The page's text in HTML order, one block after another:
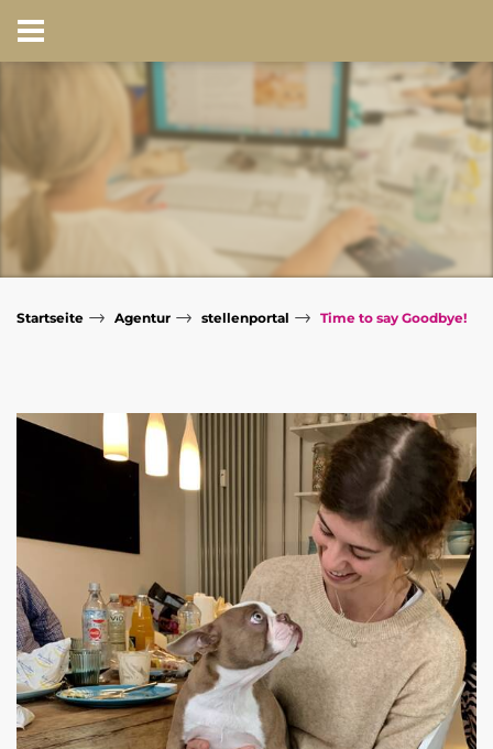
Startseite → Agentur → stellenportal → Time to say Goodbye!